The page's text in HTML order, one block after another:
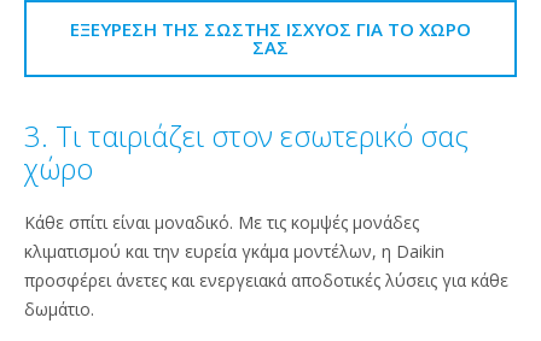
ΕΞΕΎΡΕΣΗ ΤΗΣ ΣΩΣΤΉΣ ΙΣΧΎΟΣ ΓΙΑ ΤΟ ΧΏΡΟ
ΣΑΣ
3. Τι ταιριάζει στον εσωτερικό σας
χώρο
Κάθε σπίτι είναι μοναδικό. Με τις κομψές μονάδες
κλιματισμού και την ευρεία γκάμα μοντέλων, η Daikin
προσφέρει άνετες και ενεργειακά αποδοτικές λύσεις για κάθε
δωμάτιο.